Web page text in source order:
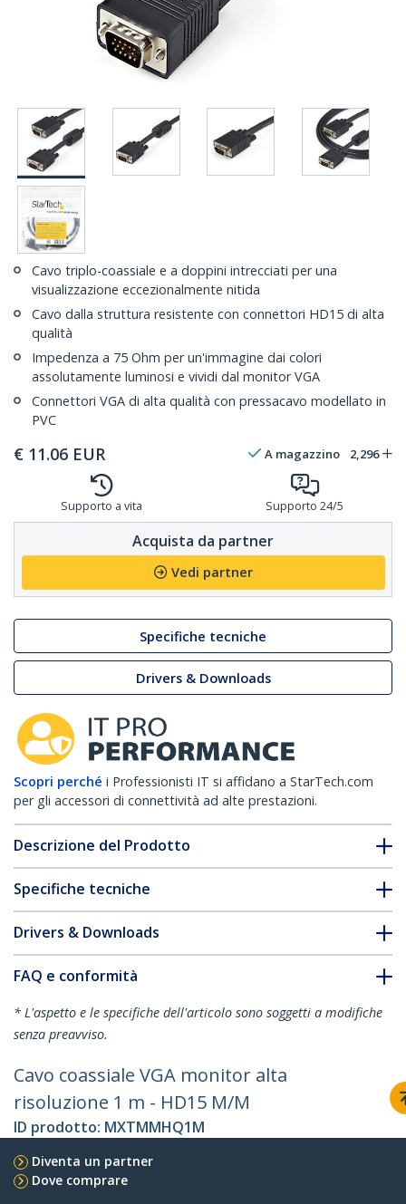
Cavo triplo-coassiale e a doppini intrecciati per una
visualizzazione eccezionalmente nitida
Cavo dalla struttura resistente con connettori HD15 di alta
qualità
Impedenza a 75 Ohm per un'immagine dai colori
assolutamente luminosi e vividi dal monitor VGA
Connettori VGA di alta qualità con pressacavo modellato in
PVC
€ 11.06 EUR A magazzino 2,296
Supporto a vita Supporto 24/5
Acquista da partner
Vedi partner
Specifiche tecniche
Drivers & Downloads
Scopri perché i Professionisti IT si affidano a StarTech.com
per gli accessori di connettività ad alte prestazioni.
Descrizione del Prodotto
Specifiche tecniche
Drivers & Downloads
FAQ e conformità
* L'aspetto e le specifiche dell'articolo sono soggetti a modifiche
senza preavviso.
Cavo coassiale VGA monitor alta
risoluzione 1 m - HD15 M/M
ID prodotto: MXTMMHQ1M
Diventa un partner
Dove comprare